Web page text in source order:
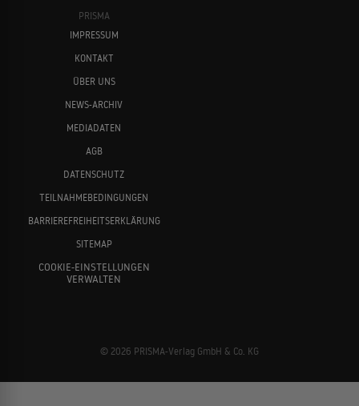
PRISMA
IMPRESSUM
KONTAKT
ÜBER UNS
NEWS-ARCHIV
MEDIADATEN
AGB
DATENSCHUTZ
TEILNAHMEBEDINGUNGEN
BARRIEREFREIHEITSERKLÄRUNG
SITEMAP
COOKIE-EINSTELLUNGEN
VERWALTEN
© 2026 PRISMA-Verlag GmbH & Co. KG